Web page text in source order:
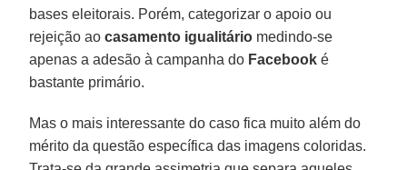
bases eleitorais. Porém, categorizar o apoio ou
rejeição aocasamento igualitário medindo-se
apenas a adesão à campanha do Facebook é
bastante primário.
Mas o mais interessante do caso fica muito além do
mérito da questão específica das imagens coloridas.